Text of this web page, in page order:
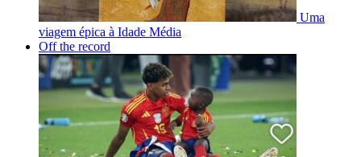
Uma
viagem épica à Idade Média
Off the record